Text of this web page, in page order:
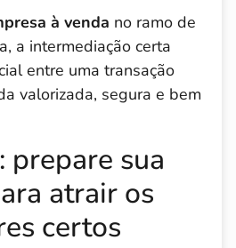
à venda no ramo de
a intermediação certa
entre uma transação
valorizada, segura e bem
prepare sua
atrair os
certos